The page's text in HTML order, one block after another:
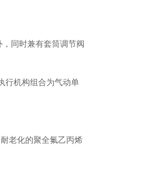
同时兼有套筒调节阀
行机构组合为气动单
老化的聚全氟乙丙烯